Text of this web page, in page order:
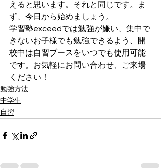
えると思います。それと同じです。ま
ず、今日から始めましょう。
学習塾exceedでは勉強が嫌い、集中で
きないお子様でも勉強できるよう、開
校中は自習ブースをいつでも使用可能
です。お気軽にお問い合わせ、ご来場
ください！
勉強方法
中学生
自習